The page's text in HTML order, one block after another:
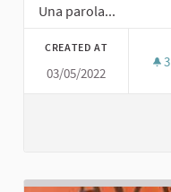
Una parola...
CREATED AT
03/05/2022
3